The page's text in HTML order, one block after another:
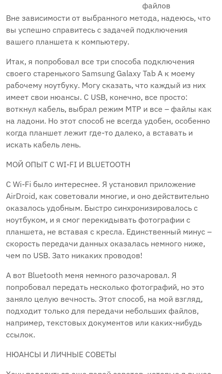
файлов
Вне зависимости от выбранного метода, надеюсь, что
вы успешно справитесь с задачей подключения
вашего планшета к компьютеру.
Итак, я попробовал все три способа подключения
своего старенького Samsung Galaxy Tab A к моему
рабочему ноутбуку. Могу сказать, что каждый из них
имеет свои нюансы. С USB, конечно, все просто:
воткнул кабель, выбрал режим MTP и все – файлы как
на ладони. Но этот способ не всегда удобен, особенно
когда планшет лежит где-то далеко, а вставать и
искать кабель лень.
МОЙ ОПЫТ С WI-FI И BLUETOOTH
С Wi-Fi было интереснее. Я установил приложение
AirDroid, как советовали многие, и оно действительно
оказалось удобным. Быстро синхронизировалось с
ноутбуком, и я смог перекидывать фотографии с
планшета, не вставая с кресла. Единственный минус –
скорость передачи данных оказалась немного ниже,
чем по USB. Зато никаких проводов!
А вот Bluetooth меня немного разочаровал. Я
попробовал передать несколько фотографий, но это
заняло целую вечность. Этот способ, на мой взгляд,
подходит только для передачи небольших файлов,
например, текстовых документов или каких-нибудь
ссылок.
НЮАНСЫ И ЛИЧНЫЕ СОВЕТЫ